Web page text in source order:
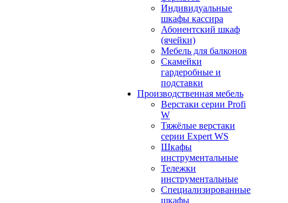
Индивидуальные
шкафы кассира
Абонентский шкаф
(ячейки)
Мебель для балконов
Скамейки
гардеробные и
подставки
Производственная мебель
Верстаки серии Profi
W
Тяжёлые верстаки
серии Expert WS
Шкафы
инструментальные
Тележки
инструментальные
Cпециализированные
шкафы